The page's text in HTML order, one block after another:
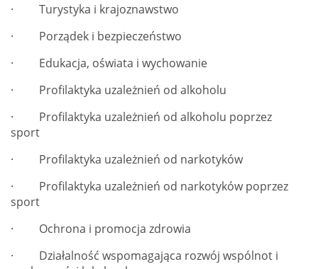
· Turystyka i krajoznawstwo
· Porządek i bezpieczeństwo
· Edukacja, oświata i wychowanie
· Profilaktyka uzależnień od alkoholu
· Profilaktyka uzależnień od alkoholu poprzez
sport
· Profilaktyka uzależnień od narkotyków
· Profilaktyka uzależnień od narkotyków poprzez
sport
· Ochrona i promocja zdrowia
· Działalność wspomagająca rozwój wspólnot i